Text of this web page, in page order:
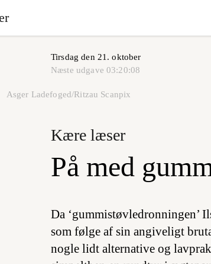
Tirsdag den 21. oktober
Næste udgave 03:20:08
Asger Ladefoged/Ritzau Scanpix
Kære læser
På med
Da ‘gummistøvledronningen’
som følge af sin angiveligt
nogle lidt alternative og